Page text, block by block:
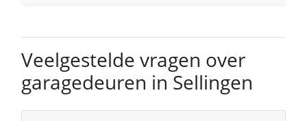
Veelgestelde vragen over
garagedeuren in Sellingen